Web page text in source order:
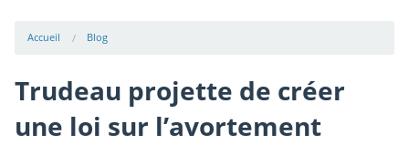
Accueil Blog
Trudeau projette de créer
une loi sur l’avortement